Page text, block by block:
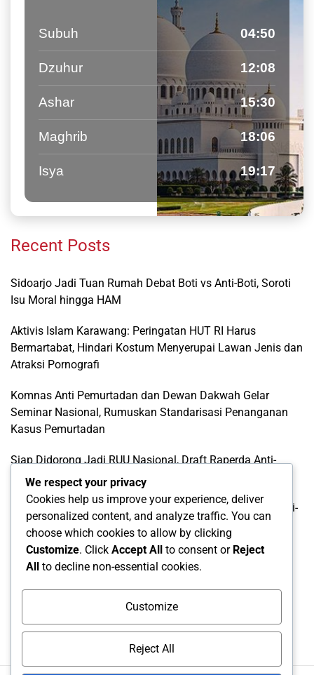
Subuh 04:50
Dzuhur 12:08
Ashar 15:30
Maghrib 18:06
Isya 19:17
Recent Posts
Sidoarjo Jadi Tuan Rumah Debat Boti vs Anti-Boti, Soroti
Isu Moral hingga HAM
Aktivis Islam Karawang: Peringatan HUT RI Harus
Bermartabat, Hindari Kostum Menyerupai Lawan Jenis dan
Atraksi Pornografi
Komnas Anti Pemurtadan dan Dewan Dakwah Gelar
Seminar Nasional, Rumuskan Standarisasi Penanganan
Kasus Pemurtadan
Siap Didorong Jadi RUU Nasional, Draft Raperda Anti-
LGBTQ+ Karawang Diterima Ust. Roinul Balad
Wujud Kontribusi Karawang: Cetuskan Draft Raperda Anti-
L68TQ+ Hingga Tingkat Pusat
Categories
We respect your privacy
Cookies help us improve your experience, deliver
personalized content, and analyze traffic. You can
choose which cookies to allow by clicking
Customize. Click Accept All to consent or Reject
All to decline non-essential cookies.
Customize
Reject All